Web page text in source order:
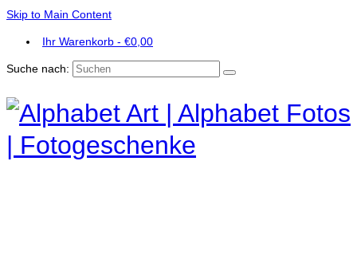
Skip to Main Content
Ihr Warenkorb - €0,00
Suche nach: